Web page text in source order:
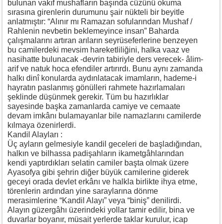
bulunan vakıf mushafların başında cüzünü okuma
sırasına girenlerin durumunu şair nükteli bir beyitle
anlatmıştır: “Alınır mı Ramazan sofularından Mushaf /
Rahlenin nevbetin beklemeyince insan” Baharda
çalışmalarını artıran arıların seyrüseferlerine benzeyen
bu camilerdeki mevsim hareketliliğini, halka vaaz ve
nasihatte bulunacak -devrin tabiriyle ders verecek- âlim-
arif ve natuk hoca efendiler artırırdı. Bunu aynı zamanda
halkı dinî konularda aydınlatacak imamların, hademe-i
hayratın paslanmış gönülleri rahmete hazırlamaları
şeklinde düşünmek gerekir. Tüm bu hazırlıklar
sayesinde başka zamanlarda camiye ve cemaate
devam imkânı bulamayanlar bile namazlarını camilerde
kılmaya özenirlerdi.
Kandil Alayları :
Üç ayların gelmesiyle kandil geceleri de başladığından,
halkın ve bilhassa padişahların ikametgâhlarından
kendi yaptırdıkları selatin camiler başta olmak üzere
Ayasofya gibi şehrin diğer büyük camilerine giderek
geceyi orada devlet erkânı ve halkla birlikte ihya etme,
törenlerin ardından yine saraylarına dönme
merasimlerine “Kandil Alayı” veya “biniş” denilirdi.
Alayın güzergâhı üzerindeki yollar tamir edilir, bina ve
duvarlar boyanır, müsait yerlerde taklar kurulur, icap